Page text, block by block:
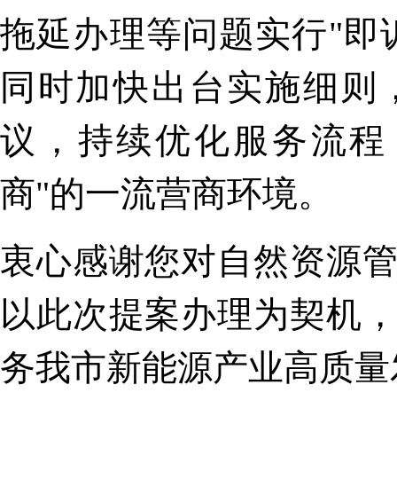
拖延办理等问题实行"即
同时加快出台实施细
议，持续优化服务流
商"的一流营商环境。
衷心感谢您对自然资源
以此次提案办理为契机
务我市新能源产业高质